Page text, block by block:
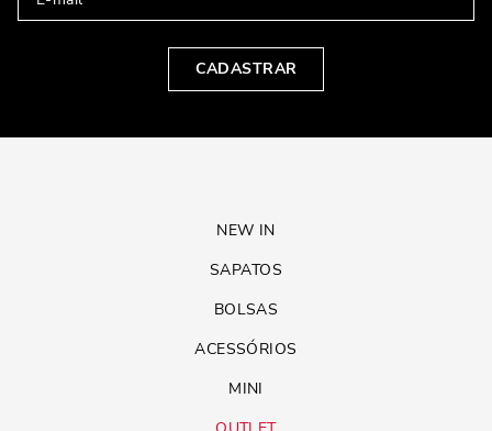
CADASTRAR
NEW IN
SAPATOS
BOLSAS
ACESSÓRIOS
MINI